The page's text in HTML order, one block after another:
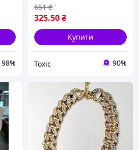
98%
325.50₴
651 ₴
Купити
Toxic 90%